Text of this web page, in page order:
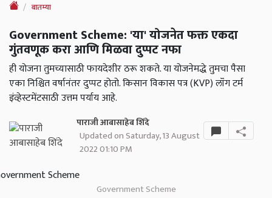
बातम्या
Government Scheme: 'या' योजनेत फक्त एकदा
गुंतवणूक करा आणि मिळवा दुप्पट नफा
ही योजना तुमच्यासाठी फायदेशीर ठरू शकते. या योजनेमद्धे तुमचा पैसा
एका निश्चित वर्षानंतर दुप्पट होतो. किसान विकास पत्र (KVP) लॉंग टर्म
इंव्हेस्टमेंटसाठी उत्तम पर्याय आहे.
पाराजी आबासाहेब शिंदे
Updated on Saturday, 13 August
2022 01:10 PM
Government Scheme